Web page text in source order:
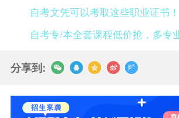
自考文凭可以考取这些职业证书！
自考专/本全套课程低价抢，多专
分享到: